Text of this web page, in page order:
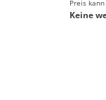
Preis
Keine